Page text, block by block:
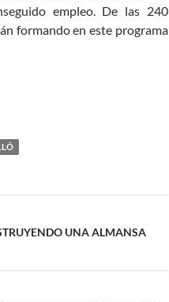
empleo. De las 240
formando en este programa
UNA ALMANSA